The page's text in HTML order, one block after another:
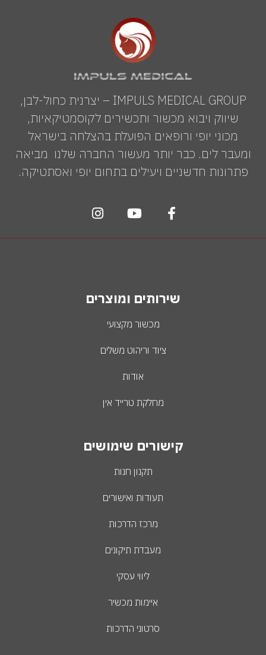
IMPULS MEDICAL GROUP – יצרנית כחול-לבן,
שיווק ויבוא מכשור ותכשירים לקוסמטיקאיות,
מכוני יופי ורופאים הפועלת בהצלחה בישראל
ומעבר לים. כבר יותר מעשור החברה שלנו מביאה
פתרונות חדשניים ויעילים בתחום יופי ואסתטיקה.
שירותים ומוצרים
מכשור מקצועי
ציוד וריהוט משלים
אודות
מחלקת טרייד אין
קישורים שימושים
תקנון חנות
תעודות ואישורים
מרכז הדרכות
מעבדת תיקונים
ליווי עסקי
איימות מכשיר
סרטוני הדרכות